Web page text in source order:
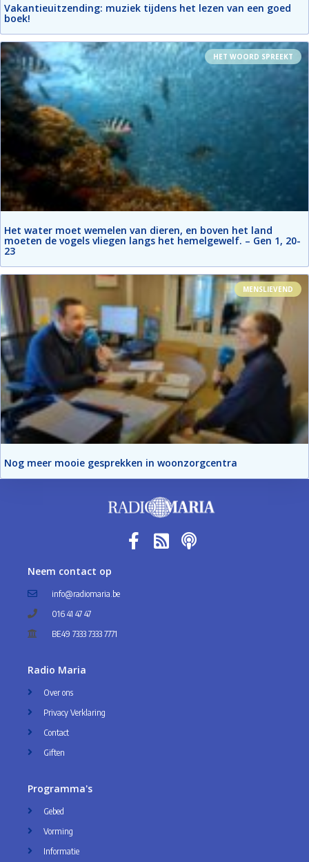
Vakantieuitzending: muziek tijdens het lezen van een goed
boek!
HET WOORD SPREEKT
Het water moet wemelen van dieren, en boven het land
moeten de vogels vliegen langs het hemelgewelf. – Gen 1, 20-
23
MENSLIEVEND
Nog meer mooie gesprekken in woonzorgcentra
Neem contact op
info@radiomaria.be
016 41 47 47
BE49 7333 7333 7771
Radio Maria
Over ons
Privacy Verklaring
Contact
Giften
Programma's
Gebed
Vorming
Informatie